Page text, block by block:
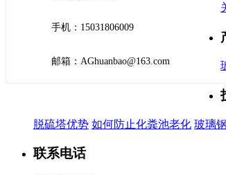
手机：15031806009
邮箱：AGhuanbao@163.com
脱硫塔优势 如何防止化粪池老化 玻璃
联系电话